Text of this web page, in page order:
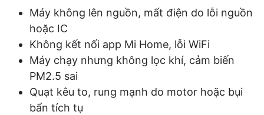
Máy không lên nguồn, mất điện do lỗi nguồn
hoặc IC
Không kết nối app Mi Home, lỗi WiFi
Máy chạy nhưng không lọc khí, cảm biến
PM2.5 sai
Quạt kêu to, rung mạnh do motor hoặc bụi
bẩn tích tụ